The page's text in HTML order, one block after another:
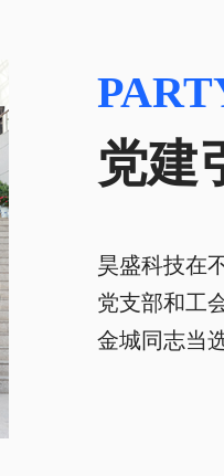
党建
昊盛科技在
党支部和工
金城同志当